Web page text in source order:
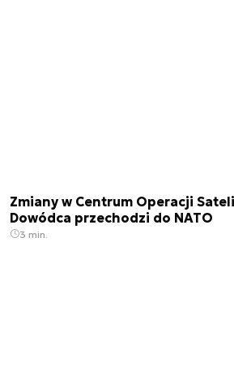
Zmiany w Centrum Operacji
Dowódca przechodzi do NATO
3 min.